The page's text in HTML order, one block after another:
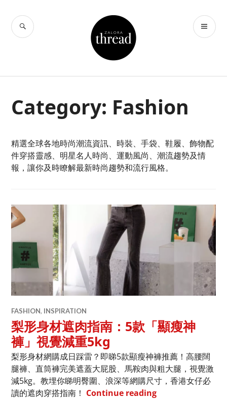
content
THREAD by
ZALORA Hong
Kong
SEARCH
Category: Fashion
精選全球各地時尚潮流資訊、時裝、手袋、鞋履、飾物配
件穿搭靈感、明星名人時尚、運動風尚、潮流趨勢及情
報，讓你及時瞭解最新時尚趨勢和流行風格。
FASHION, INSPIRATION
梨形身材遮肉指南：5款「顯瘦神
褲」視覺減重5kg
梨形身材網購成日踩雷？即睇5款顯瘦神褲推薦！高腰闊
腿褲、直筒褲完美遮蓋大屁股、馬鞍肉與粗大腿，視覺激
減5kg。教埋你睇明臀圍、浪深等網購尺寸，香港女仔必
讀的遮肉穿搭指南！ Continue reading梨形身材遮肉指南